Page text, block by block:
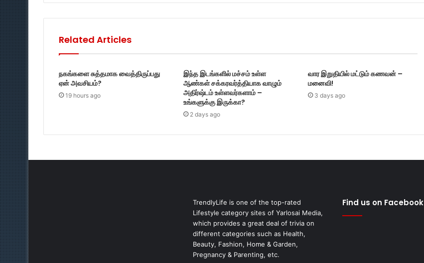
Related Articles
நகங்களை சுத்தமாக வைத்திருப்பது
ஏன் அவசியம்?
19 hours ago
இந்த இடங்களில் மச்சம் உள்ள
ஆண்கள் சக்கரவர்த்தியாக வாழும்
அதிர்ஷ்டம் உள்ளவர்களாம் –
உங்களுக்கு இருக்கா?
2 days ago
வார இறுதியில் மட்டும் கணவன் –
மனைவி!
3 days ago
TrendlyLife is one of the top-rated
Lifestyle category sites of Yarlosai Media,
which provides a great deal of trivia on
different categories such as Health,
Beauty, Fashion, Home & Garden,
Pregnancy & Parenting, etc.
Find us on Facebook